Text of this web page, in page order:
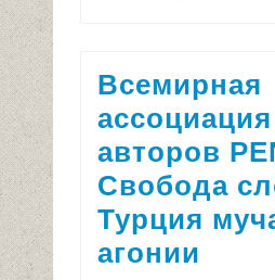
Всемирная
ассоциация
авторов
Свобода
Турция
агонии